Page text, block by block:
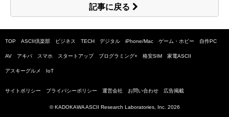
記事に戻る
TOP ASCII倶楽部 ビジネス TECH デジタル iPhone/Mac ゲーム・ホビー 自作PC
AV アキバ スマホ スタートアップ プログラミング+ 格安SIM 家電ASCII
アスキーグルメ IoT
サイトポリシー プライバシーポリシー 運営会社 お問い合わせ 広告掲載
© KADOKAWA ASCII Research Laboratories, Inc. 2026